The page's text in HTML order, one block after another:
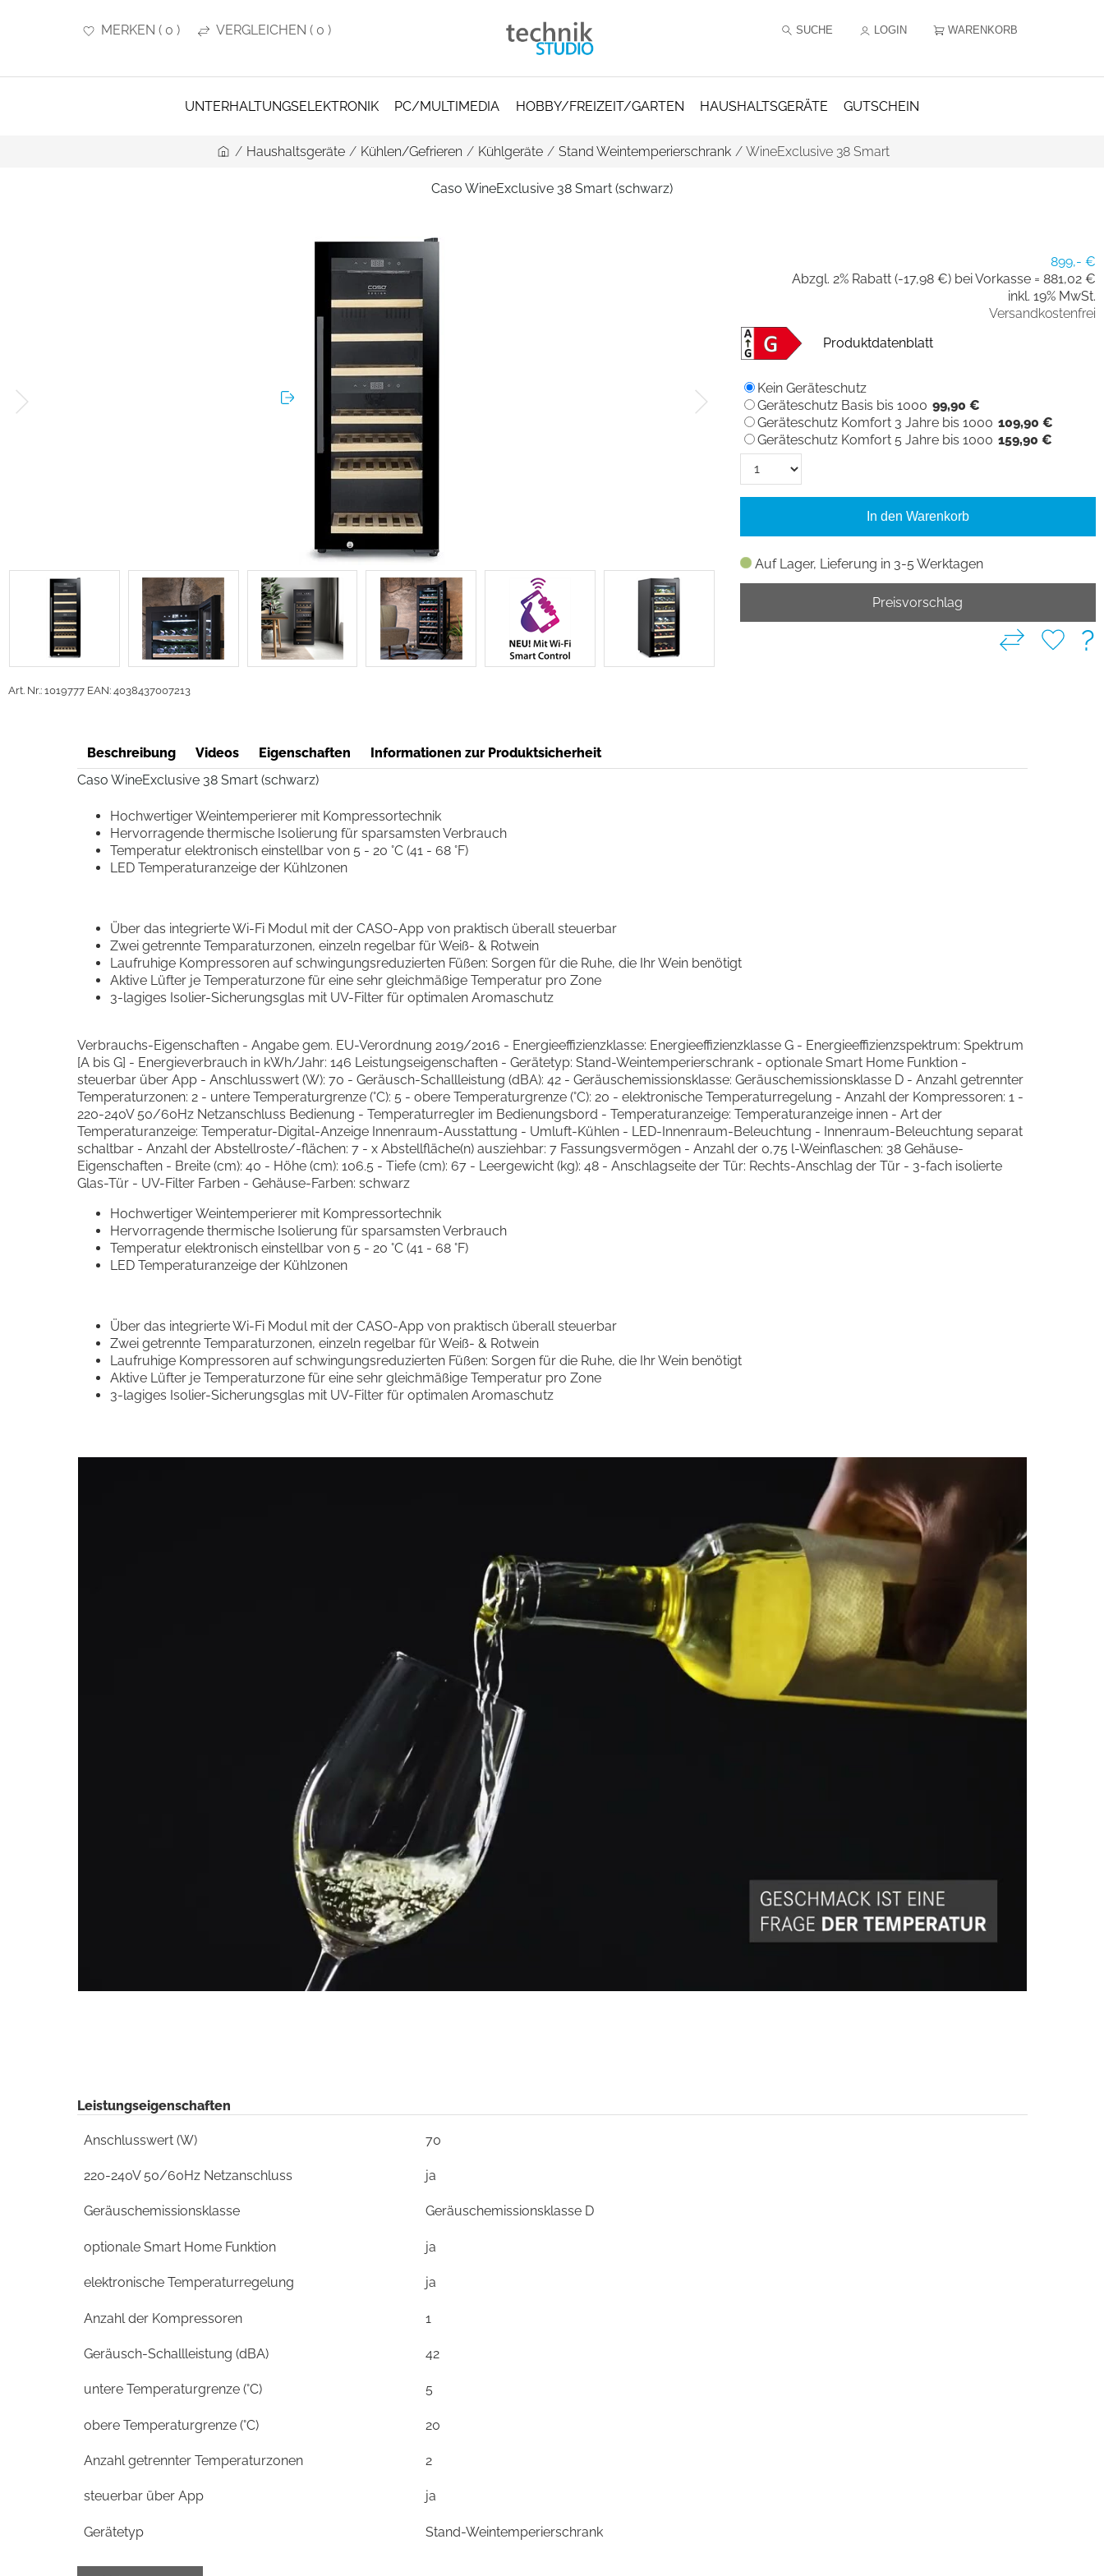
MERKEN ( 0 ) VERGLEICHEN ( 0 ) SUCHE LOGIN WARENKORB
UNTERHALTUNGSELEKTRONIK PC/MULTIMEDIA HOBBY/FREIZEIT/GARTEN HAUSHALTSGERÄTE GUTSCHEIN
/ Haushaltsgeräte / Kühlen/Gefrieren / Kühlgeräte / Stand Weintemperierschrank / WineExclusive 38 Smart
Caso WineExclusive 38 Smart (schwarz)
Art. Nr.: 1019777 EAN: 4038437007213
899,- €
Abzgl. 2% Rabatt (-17,98 €) bei Vorkasse = 881,02 €
inkl. 19% MwSt.
Versandkostenfrei
Produktdatenblatt
Auf Lager, Lieferung in 3-5 Werktagen
Kein Geräteschutz
Geräteschutz Basis bis 1000 99,90 €
Geräteschutz Komfort 3 Jahre bis 1000 109,90 €
Geräteschutz Komfort 5 Jahre bis 1000 159,90 €
In den Warenkorb
Preisvorschlag
?
Beschreibung Videos Eigenschaften
Informationen zur Produktsicherheit
Caso WineExclusive 38 Smart (schwarz)
Hochwertiger Weintemperierer mit Kompressortechnik
Hervorragende thermische Isolierung für sparsamsten Verbrauch
Temperatur elektronisch einstellbar von 5 - 20 °C (41 - 68 °F)
LED Temperaturanzeige der Kühlzonen
Über das integrierte Wi-Fi Modul mit der CASO-App von praktisch überall steuerbar
Zwei getrennte Temparaturzonen, einzeln regelbar für Weiß- & Rotwein
Laufruhige Kompressoren auf schwingungsreduzierten Füßen: Sorgen für die Ruhe, die Ihr Wein benötigt
Aktive Lüfter je Temperaturzone für eine sehr gleichmäßige Temperatur pro Zone
3-lagiges Isolier-Sicherungsglas mit UV-Filter für optimalen Aromaschutz
Verbrauchs-Eigenschaften - Angabe gem. EU-Verordnung 2019/2016 - Energieeffizienzklasse: Energieeffizienzklasse G - Energieeffizienzspektrum: Spektrum
[A bis G] - Energieverbrauch in kWh/Jahr: 146 Leistungseigenschaften - Gerätetyp: Stand-Weintemperierschrank - optionale Smart Home Funktion -
steuerbar über App - Anschlusswert (W): 70 - Geräusch-Schallleistung (dBA): 42 - Geräuschemissionsklasse: Geräuschemissionsklasse D - Anzahl getrennter
Temperaturzonen: 2 - untere Temperaturgrenze (°C): 5 - obere Temperaturgrenze (°C): 20 - elektronische Temperaturregelung - Anzahl der Kompressoren: 1 -
220-240V 50/60Hz Netzanschluss Bedienung - Temperaturregler im Bedienungsbord - Temperaturanzeige: Temperaturanzeige innen - Art der
Temperaturanzeige: Temperatur-Digital-Anzeige Innenraum-Ausstattung - Umluft-Kühlen - LED-Innenraum-Beleuchtung - Innenraum-Beleuchtung separat
schaltbar - Anzahl der Abstellroste/-flächen: 7 - x Abstellfläche(n) ausziehbar: 7 Fassungsvermögen - Anzahl der 0,75 l-Weinflaschen: 38 Gehäuse-
Eigenschaften - Breite (cm): 40 - Höhe (cm): 106.5 - Tiefe (cm): 67 - Leergewicht (kg): 48 - Anschlagseite der Tür: Rechts-Anschlag der Tür - 3-fach isolierte
Glas-Tür - UV-Filter Farben - Gehäuse-Farben: schwarz
Hochwertiger Weintemperierer mit Kompressortechnik
Hervorragende thermische Isolierung für sparsamsten Verbrauch
Temperatur elektronisch einstellbar von 5 - 20 °C (41 - 68 °F)
LED Temperaturanzeige der Kühlzonen
Über das integrierte Wi-Fi Modul mit der CASO-App von praktisch überall steuerbar
Zwei getrennte Temparaturzonen, einzeln regelbar für Weiß- & Rotwein
Laufruhige Kompressoren auf schwingungsreduzierten Füßen: Sorgen für die Ruhe, die Ihr Wein benötigt
Aktive Lüfter je Temperaturzone für eine sehr gleichmäßige Temperatur pro Zone
3-lagiges Isolier-Sicherungsglas mit UV-Filter für optimalen Aromaschutz
Leistungseigenschaften
Anschlusswert (W) 70
220-240V 50/60Hz Netzanschluss ja
Geräuschemissionsklasse Geräuschemissionsklasse D
optionale Smart Home Funktion ja
elektronische Temperaturregelung ja
Anzahl der Kompressoren 1
Geräusch-Schallleistung (dBA) 42
untere Temperaturgrenze (°C) 5
obere Temperaturgrenze (°C) 20
Anzahl getrennter Temperaturzonen 2
steuerbar über App ja
Gerätetyp Stand-Weintemperierschrank